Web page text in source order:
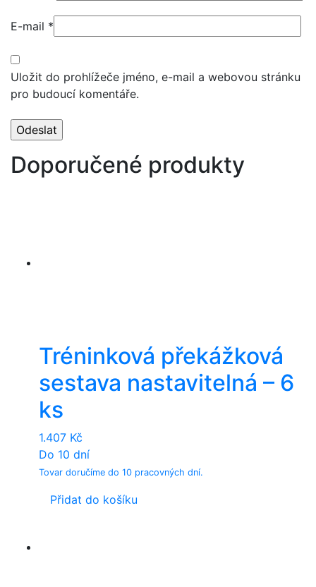
E-mail *
Uložit do prohlížeče jméno, e-mail a webovou stránku
pro budoucí komentáře.
Doporučené produkty
Tréninková překážková
sestava nastavitelná – 6
ks
1.407 Kč
Do 10 dní
Tovar doručíme do 10 pracovných dní.
Přidat do košíku